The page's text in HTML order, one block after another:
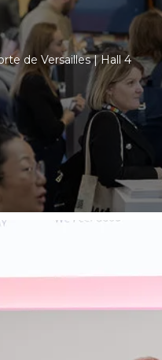
de Versailles | Hall 4